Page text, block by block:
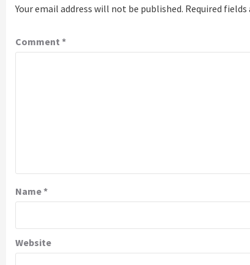
Your email address will not be published. Required fields
Comment *
Name*
Website